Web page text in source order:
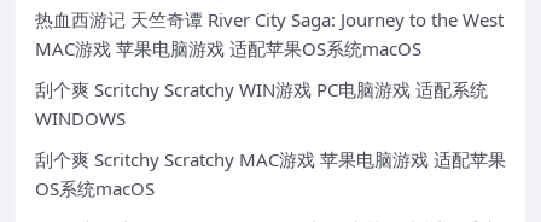
热血西游记 天竺奇谭 River City Saga: Journey to the West
MAC游戏 苹果电脑游戏 适配苹果OS系统macOS
刮个爽 Scritchy Scratchy WIN游戏 PC电脑游戏 适配系统
WINDOWS
刮个爽 Scritchy Scratchy MAC游戏 苹果电脑游戏 适配苹果
OS系统macOS